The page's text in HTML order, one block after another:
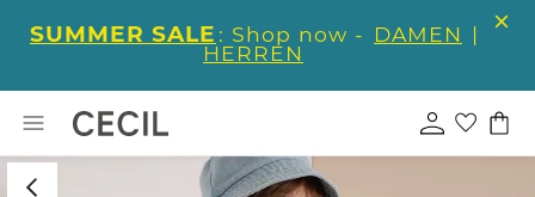
SUMMER SALE : Shop now - DAMEN |
HERREN